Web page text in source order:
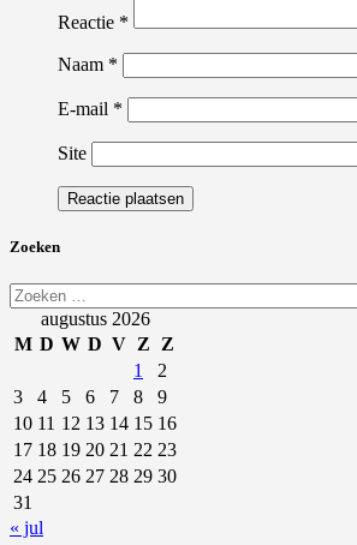
Reactie *
Naam *
E-mail *
Site
Zoeken
Zoeken
naar:augustus 2026
M D W D V Z
Z
1
2
3
4 5 6 7 8
9
10 11 12 13 14 15 16
17 18 19 20 21 22 23
24 25 26 27 28 29 30
31
« jul